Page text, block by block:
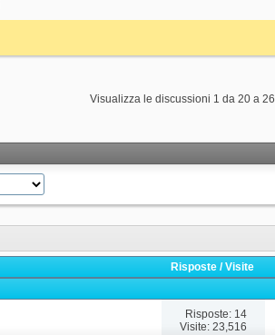
Visualizza le discussioni 1 da 20 a 26
Risposte/Visite
Risposte: 14
Visite: 23,516